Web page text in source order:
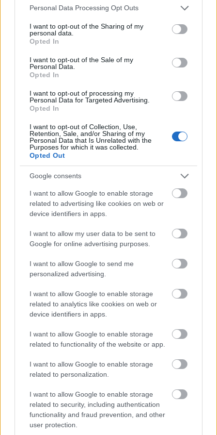
Please note that this website/app uses one or more Google
not limited to your visit or usage behaviour. You may click to
grant or deny consent to Google and its third-party tags to
use your data for below specified purposes in below Google
consent section.
Personal Data Processing Opt Outs
I want to opt-out of the Sharing of my
personal data.
Opted In
I want to opt-out of the Sale of my
Personal Data.
Opted In
I want to opt-out of processing my
Personal Data for Targeted Advertising.
Opted In
I want to opt-out of Collection, Use,
Retention, Sale, and/or Sharing of my
Personal Data that Is Unrelated with the
Purposes for which it was collected.
Opted Out
Google consents
I want to allow Google to enable storage
related to advertising like cookies on web or
device identifiers in apps.
I want to allow my user data to be sent to
Google for online advertising purposes.
I want to allow Google to send me
personalized advertising.
I want to allow Google to enable storage
related to analytics like cookies on web or
device identifiers in apps.
I want to allow Google to enable storage
related to functionality of the website or app.
I want to allow Google to enable storage
related to personalization.
I want to allow Google to enable storage
related to security, including authentication
functionality and fraud prevention, and other
user protection.
Barbárok a Közép Európa
Táncszínházban
szinhazhu•2004. november 03.
Értelmezhetjük a barbárságot mint idegenséget,
mint kulturális antropológiai tárgyat, mint szociális
stigmát, de ezzel még nem juthatunk megértésének
közelébe. Ahhoz még az is kell, hogy jelenünkben,
saját magunkban ismerjük meg azt, vagyis hogy
nézzünk szembe vele. Pontosan úgy, ahogy ez
Móricz…
Nemzetközi elismerés Ascher
Ivanovjának